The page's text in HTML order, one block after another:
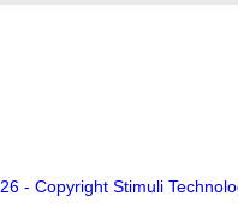
- Copyright Stimuli